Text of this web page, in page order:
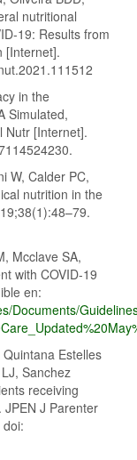
nutritional
19: Results from
[Internet].
in the
Simulated,
Nutr [Internet].
W, Calder PC,
nutrition in the
Mcclave SA,
with COVID-19
en:
Documents/
Estelles
Sanchez
receiving
J Parenter